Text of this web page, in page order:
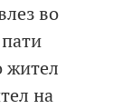
во
жител
на